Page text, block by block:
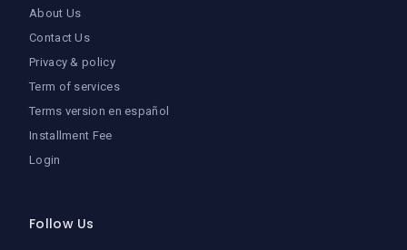
About Us
Contact Us
Privacy & policy
Term of services
Terms version en español
Installment Fee
Login
Follow Us